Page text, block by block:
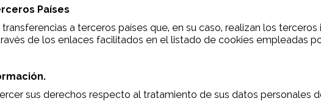
Países
a terceros países que, en su caso, realizan los
de los enlaces facilitados en el listado de cookies empleadas
sus derechos respecto al tratamiento de sus datos personales